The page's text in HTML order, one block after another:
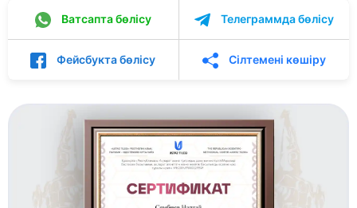
Ватсапта бөлісу Телеграммда бөлісу
Фейсбукта бөлісу Сілтемені көшіру